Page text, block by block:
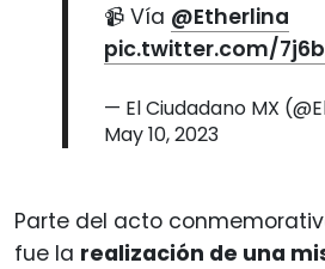
📹 Vía @Etherlina
pic.twitter.com/
— El Ciudadano MX
May 10, 2023
Parte del acto
fue la realización de una